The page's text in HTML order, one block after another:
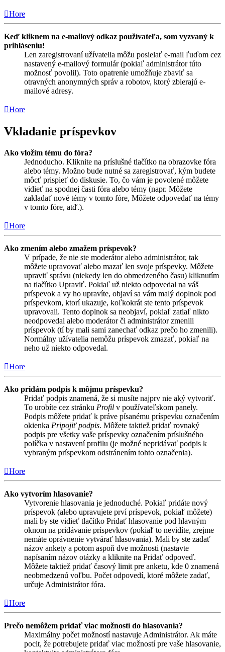
Hore
Keď kliknem na e-mailový odkaz používateľa, som vyzvaný k
prihláseniu!
Len zaregistrovaní užívatelia môžu posielať e-mail ľuďom cez
nastavený e-mailový formulár (pokiaľ administrátor túto
možnosť povolil). Toto opatrenie umožňuje zbaviť sa
otravných anonymných správ a robotov, ktorý zbierajú e-
mailové adresy.
Hore
Vkladanie príspevkov
Ako vložím tému do fóra?
Jednoducho. Kliknite na príslušné tlačítko na obrazovke fóra
alebo témy. Možno bude nutné sa zaregistrovať, kým budete
môcť prispieť do diskusie. To, čo vám je povolené môžete
vidieť na spodnej časti fóra alebo témy (napr. Môžete
zakladať nové témy v tomto fóre, Môžete odpovedať na témy
v tomto fóre, atď.).
Hore
Ako zmením alebo zmažem príspevok?
V prípade, že nie ste moderátor alebo administrátor, tak
môžete upravovať alebo mazať len svoje príspevky. Môžete
upraviť správu (niekedy len do obmedzeného času) kliknutím
na tlačítko Upraviť. Pokiaľ už niekto odpovedal na váš
príspevok a vy ho upravíte, objaví sa vám malý doplnok pod
príspevkom, ktorí ukazuje, koľkokrát ste tento príspevok
upravovali. Tento doplnok sa neobjaví, pokiaľ zatiaľ nikto
neodpovedal alebo moderátor či administrátor zmenili
príspevok (tí by mali sami zanechať odkaz prečo ho zmenili).
Normálny užívatelia nemôžu príspevok zmazať, pokiaľ na
neho už niekto odpovedal.
Hore
Ako pridám podpis k môjmu príspevku?
Pridať podpis znamená, že si musíte najprv nie aký vytvoriť.
To urobíte cez stránku Profil v používateľskom panely.
Podpis môžete pridať k práve písanému príspevku označením
okienka Pripojiť podpis. Môžete taktiež pridať rovnaký
podpis pre všetky vaše príspevky označením príslušného
políčka v nastavení profilu (je možné nepridávať podpis k
vybraným príspevkom odstránením tohto označenia).
Hore
Ako vytvorím hlasovanie?
Vytvorenie hlasovania je jednoduché. Pokiaľ pridáte nový
príspevok (alebo upravujete prví príspevok, pokiaľ môžete)
mali by ste vidieť tlačítko Pridať hlasovanie pod hlavným
oknom na pridávanie príspevkov (pokiaľ to nevidíte, zrejme
nemáte oprávnenie vytvárať hlasovania). Mali by ste zadať
názov ankety a potom aspoň dve možnosti (nastavte
napísaním názov otázky a kliknite na Pridať odpoveď.
Môžete taktiež pridať časový limit pre anketu, kde 0 znamená
neobmedzenú voľbu. Počet odpovedí, ktoré môžete zadať,
určuje Administrátor fóra.
Hore
Prečo nemôžem pridať viac možností do hlasovania?
Maximálny počet možností nastavuje Administrátor. Ak máte
pocit, že potrebujete pridať viac možností pre vaše hlasovanie,